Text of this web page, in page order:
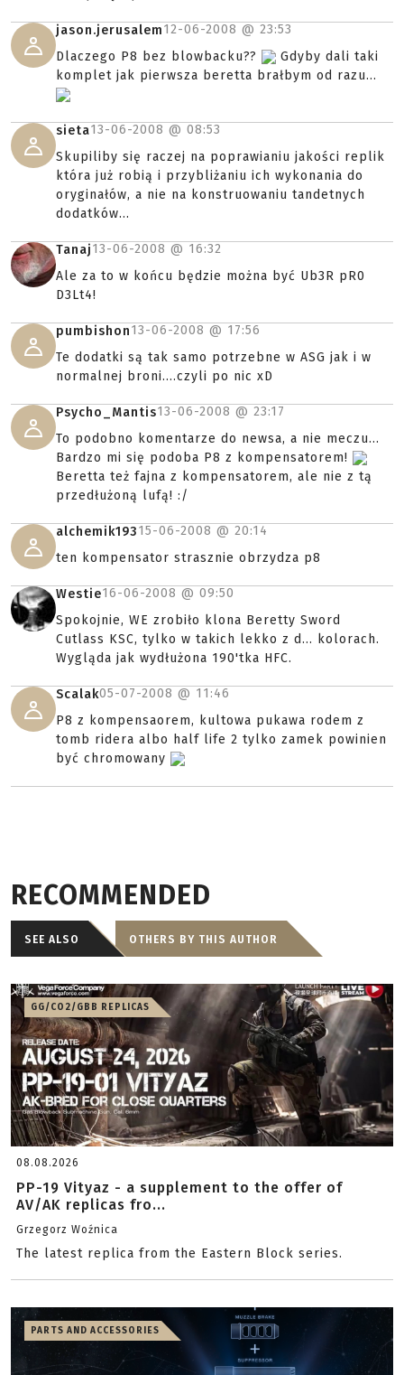
jason.jerusalem12-06-2008 @ 23:53
Dlaczego P8 bez blowbacku??
Gdyby dali taki
komplet jak pierwsza beretta brałbym od razu...
sieta13-06-2008 @ 08:53
Skupiliby się raczej na poprawianiu jakości replik
która już robią i przybliżaniu ich wykonania do
oryginałów, a nie na konstruowaniu tandetnych
dodatków...
Tanaj13-06-2008 @ 16:32
Ale za to w końcu będzie można być Ub3R pR0
D3Lt4!
pumbishon13-06-2008 @ 17:56
Te dodatki są tak samo potrzebne w ASG jak i w
normalnej broni....czyli po nic xD
Psycho_Mantis13-06-2008 @ 23:17
To podobno komentarze do newsa, a nie meczu...
Bardzo mi się podoba P8 z kompensatorem!
Beretta też fajna z kompensatorem, ale nie z tą
przedłużoną lufą! :/
alchemik19315-06-2008 @ 20:14
ten kompensator strasznie obrzydza p8
Westie16-06-2008 @ 09:50
Spokojnie, WE zrobiło klona Beretty Sword
Cutlass KSC, tylko w takich lekko z d... kolorach.
Wygląda jak wydłużona 190'tka HFC.
Scalak05-07-2008 @ 11:46
P8 z kompensaorem, kultowa pukawa rodem z
tomb ridera albo half life 2 tylko zamek powinien
być chromowany
RECOMMENDED
SEE ALSO OTHERS BY THIS AUTHOR
GG/CO2/GBB REPLICAS
08.08.2026
PP-19 Vityaz - a supplement to the offer of
AV/AK replicas fro...
Grzegorz Woźnica
The latest replica from the Eastern Block series.
PARTS AND ACCESSORIES